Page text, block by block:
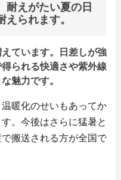
耐えがたい夏の日
られます。
ています。日差しが強
られる快適さや紫外線
魅力です。
暖化のせいもあってか
。今後はさらに猛暑と
搬送される方が全国で